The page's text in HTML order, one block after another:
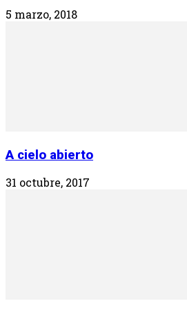
5 marzo, 2018
A cielo abierto
31 octubre, 2017